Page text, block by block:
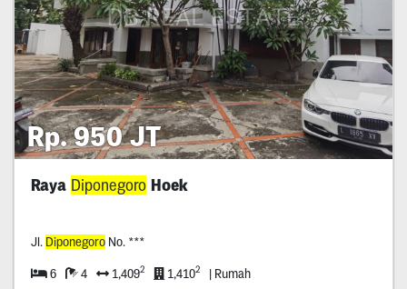
Rp. 950 JT
Raya DiponegoroHoek
Jl. DiponegoroNo. ***
6 4 1,4092 1,4102 | Rumah